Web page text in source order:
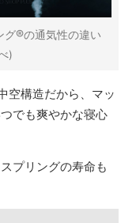
グ®の通気性の違い
)
空構造だから、マッ
でも爽やかな寝心
プリングの寿命も